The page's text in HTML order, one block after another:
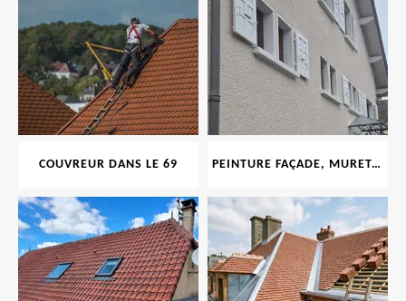
COUVREUR DANS LE 69 PEINTURE FAÇADE, MURET, TOITURE, BOISERIE, FERRONERIE, GOUTTIÈRE 69